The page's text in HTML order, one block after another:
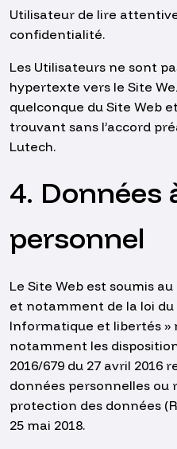
Utilisateur de lire
confidentialité.
Les Utilisateurs ne sont
hypertexte vers le Site
quelconque du Site Web
trouvant sans l’accord
Lutech.
4. Données
personnel
Le Site Web est soumis
et notamment de la loi du
Informatique et libertés »
notamment les
2016/679 du 27 avril
données personnelles ou
protection des données
25 mai 2018.